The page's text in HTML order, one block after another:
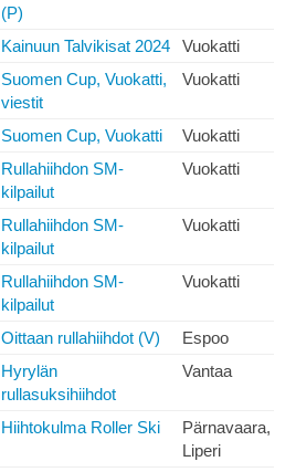
(P)
Kainuun Talvikisat 2024
Vuokatti
Suomen Cup, Vuokatti,
viestit
Vuokatti
Suomen Cup, Vuokatti
Vuokatti
Rullahiihdon SM-
kilpailut
Vuokatti
Rullahiihdon SM-
kilpailut
Vuokatti
Rullahiihdon SM-
kilpailut
Vuokatti
Oittaan rullahiihdot (V)
Espoo
Hyrylän
rullasuksihiihdot
Vantaa
Hiihtokulma Roller Ski
Pärnavaara,
Liperi